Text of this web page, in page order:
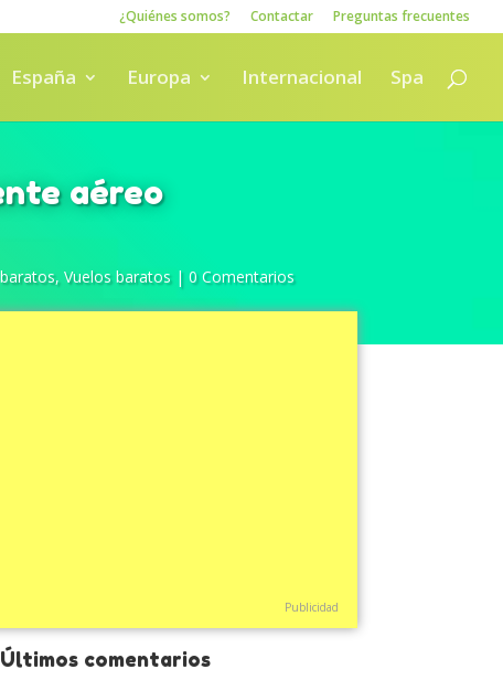
¿Quiénes somos? Contactar Preguntas frecuentes
España Europa Internacional Spa
aéreo
, Vuelos baratos| 0 Comentarios
Publicidad
Últimos comentarios